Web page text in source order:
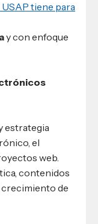
tiene para
y con enfoque
estrategia
el
web.
contenidos
crecimiento de